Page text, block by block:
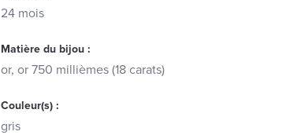
24 mois
Matière du bijou :
or, or 750 millièmes (18 carats)
Couleur(s) :
gris